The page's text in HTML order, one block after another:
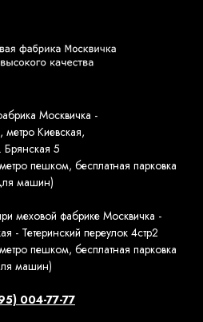
Москвичка -
метро Киевская,
Брянская 5
пешком, бесплатная парковка
машин)
меховой фабрике Москвичка -
- Тетеринский переулок 4стр2
пешком, бесплатная парковка
машин)
004-77-77